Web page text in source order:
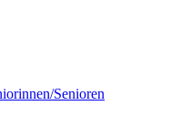
Senioren